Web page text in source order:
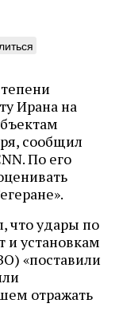
Ирана на
сообщил
По его
что удары по
и установкам
«поставили
отражать